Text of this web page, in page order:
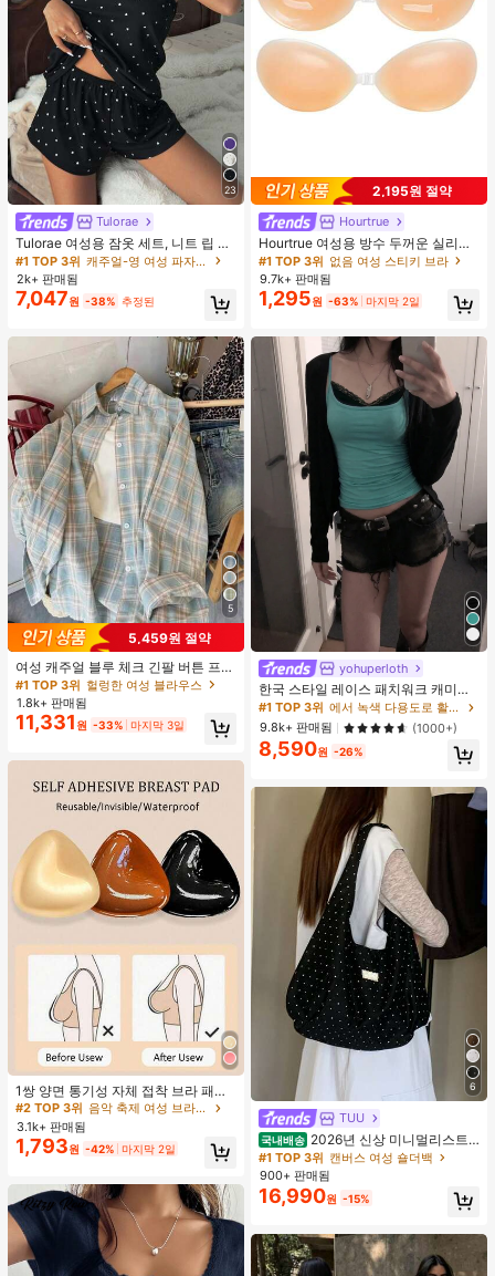
23
Tulorae
Tulorae 여성용 잠옷 세트, 니트 립 원
단, 하트 프린트 대비 레이스 트림, 로
맨틱 달콤 귀여운 섹시 캐미솔 & 반바
지 베이비돌 잠옷 세트 투피스 나이트
세트 섹시 잠옷 세트 여성용 잠옷 롬퍼
투피스 잠옷 세트 여성용 잠옷 세트 도
트 잠옷 세트 잠옷 반바지 세트 투피스
잠옷 세트 여성용 여름 세트 도트 반바
지 세트 여성용 잠옷 세트 반바지 잠옷
세트 여성용 투피스 여름 라운지 세트
#1 TOP 3위
캐주얼-영 여성 파자마 세트
2k+ 판매됨
7,047원 -38% 추정된
5
5,459원 절약
여성 캐주얼 블루 체크 긴팔 버튼 프론
트 폴리에스터 셔츠, 레귤러 핏, 봄 의
류, 편안한 스타일
#1 TOP 3위 헐렁한 여성 블라우스
1.8k+ 판매됨
11,331 원 -33% 마지막 3일
1쌍 양면 통기성 자체 접착 브라 패드,
두꺼워진 삼각형 푸쉬업 디자인, 재사
용 가능, 보이지 않는 비키니 브라 삽
입물, 수영에 적합
#2 TOP 3위
음악 축제 여성 브라 액세서리
거의 매진!
#2 TOP 3위
음악 축제 여성 브라 액세서리
거의 매진!
#2 TOP 3위
음악 축제 여성 브라 액세서리
거의 매진!
#2 TOP 3위
3.1k+ 판매됨
1,793원 -42% 마지막 2일
2,195원 절약
Hourtrue
Hourtrue 여성용 방수 두꺼운 실리콘
가슴 페탈, 작은 가슴 리프트업 & 푸시
인용, 웨딩 촬영 및 들러리용
#1 TOP 3위 없음 여성 스티키 브라
9.7k+ 판매됨
1,295원 -63% 마지막 2일
yohuperloth
한국 스타일 레이스 패치워크 캐미솔
탱크 탑, Y2K 에스테틱, 스트리트웨어
캐주얼 여름
#1 TOP 3위
에서 녹색 다용도로 활용 가능한 데일리 탑
9.8k+ 판매됨
(1000+)
8,590원 -26%
6
TUU
국내배송 2026년 신상 미니멀리스트
도트 캔버스 토트백, 대용량 캐주얼 다
용도 통근 숄더 핸드백
#1 TOP 3위 캔버스 여성 숄더백
900+ 판매됨
16,990원 -15%